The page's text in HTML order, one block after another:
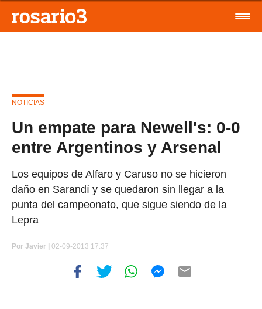
NOTICIAS
Un empate para Newell's: 0-0
entre Argentinos y Arsenal
Los equipos de Alfaro y Caruso no se hicieron
daño en Sarandí y se quedaron sin llegar a la
punta del campeonato, que sigue siendo de la
Lepra
Por Javier | 02-09-2013 17:37